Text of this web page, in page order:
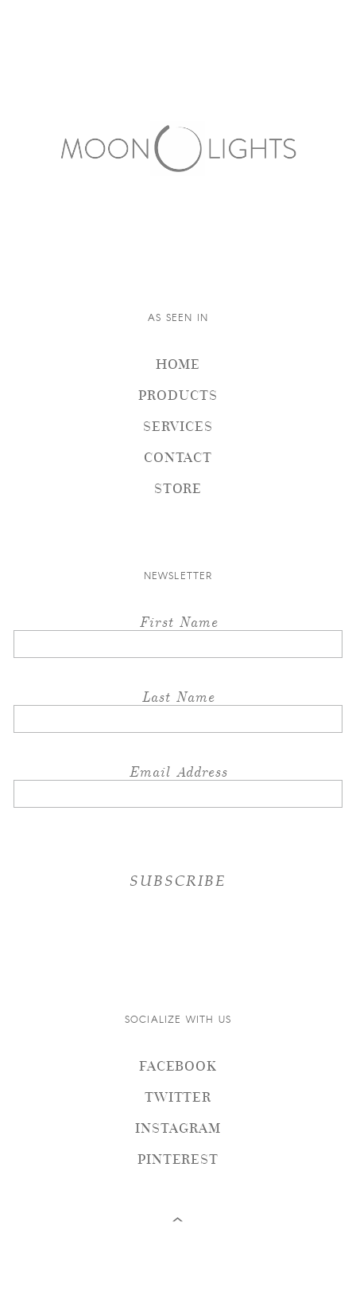
AS SEEN IN
HOME
PRODUCTS
SERVICES
CONTACT
STORE
NEWSLETTER
First Name
Last Name
Email Address
SOCIALIZE WITH US
FACEBOOK
TWITTER
INSTAGRAM
PINTEREST